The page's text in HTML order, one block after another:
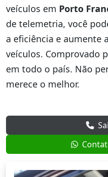
veículos em Porto
de telemetria, você
a eficiência e aumente
veículos. Comprovado
em todo o país. Não
merece o melhor.